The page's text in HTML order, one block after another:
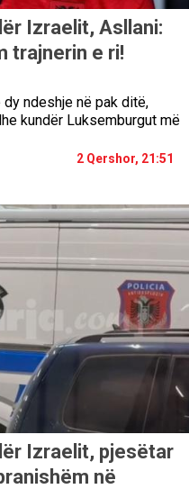
Izraelit, Asllani:
trajnerin e ri!
ndeshje në pak ditë,
kundër Luksemburgut më
2 Qershor, 21:51
Izraelit, pjesëtar
në